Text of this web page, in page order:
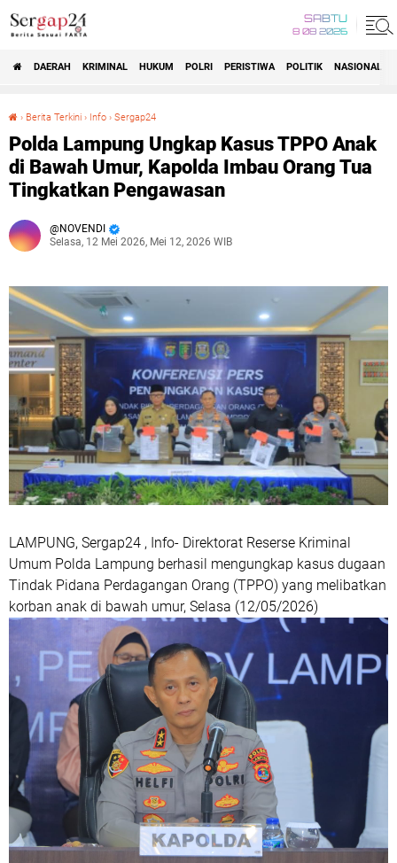
SABTU
8 08 2026
DAERAH KRIMINAL HUKUM POLRI PERISTIWA POLITIK NASIONAL
› Berita Terkini › Info › Sergap24
Polda Lampung Ungkap Kasus TPPO Anak
di Bawah Umur, Kapolda Imbau Orang Tua
Tingkatkan Pengawasan
NOVENDI
Selasa, 12 Mei 2026, Mei 12, 2026 WIB
LAMPUNG, Sergap24 , Info- Direktorat Reserse Kriminal
Umum Polda Lampung berhasil mengungkap kasus dugaan
Tindak Pidana Perdagangan Orang (TPPO) yang melibatkan
korban anak di bawah umur, Selasa (12/05/2026)